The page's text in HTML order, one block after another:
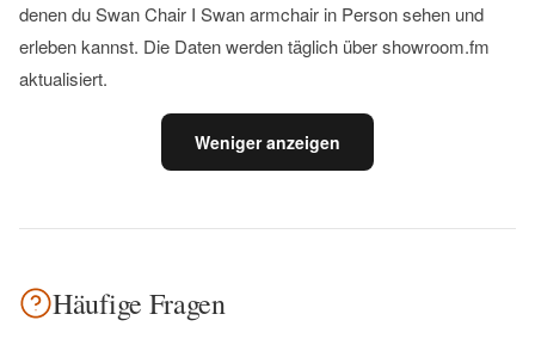
denen du Swan Chair I Swan armchair in Person sehen und
erleben kannst. Die Daten werden täglich über showroom.fm
aktualisiert.
Weniger anzeigen
Häufige Fragen